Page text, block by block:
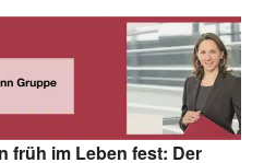
früh im Leben fest: Der